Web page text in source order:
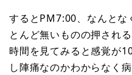
するとPM7:00、なんとな
とんど無いものの押され
時間を見てみると感覚が
し陣痛なのかわからなく